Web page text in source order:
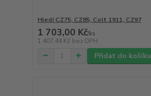
Hledí CZ75, CZ85, Colt 1911, CZ97
1 703,00 Kč/ks
1 407,44 Kč bez DPH
Přidat do košíku